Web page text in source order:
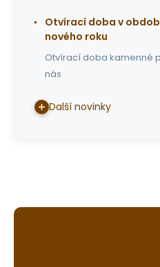
Otvírací doba v
nového roku
Otvírací doba kamenné
nás
Další novinky